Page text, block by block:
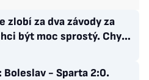
zlobí za dva závody za
být moc sprostý. Chybí
důstojník
Boleslav - Sparta 2:0.